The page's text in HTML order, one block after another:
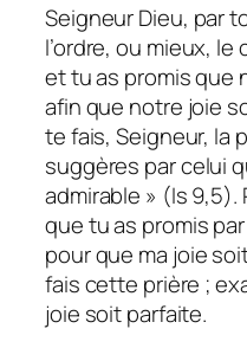
Seigneur Dieu, par
l’ordre, ou mieux,
et tu as promis que
afin que notre joie
te fais, Seigneur, la
suggères par celui
admirable » (Is
que tu as promis
pour que ma joie
fais cette prière ;
joie soit parfaite.